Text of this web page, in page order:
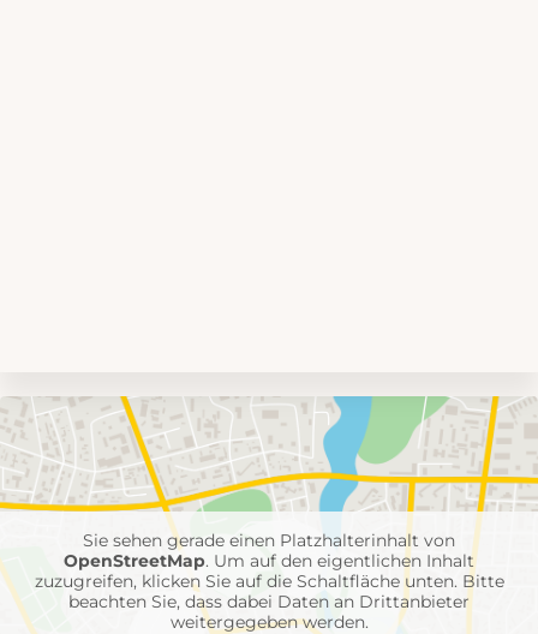
Umgebungskarte
mit
Feuerwehr-
Einheiten
Sie sehen gerade einen Platzhalterinhalt von
OpenStreetMap. Um auf den eigentlichen Inhalt
zuzugreifen, klicken Sie auf die Schaltfläche unten. Bitte
beachten Sie, dass dabei Daten an Drittanbieter
weitergegeben werden.